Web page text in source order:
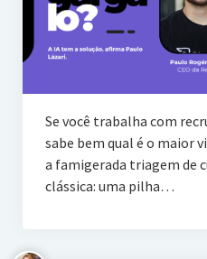
Se você trabalha com
sabe bem qual é o maior
a famigerada triagem de
clássica: uma pilha…